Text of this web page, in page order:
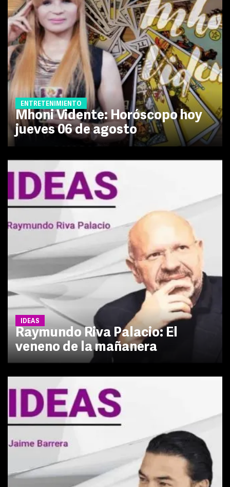
ENTRETENIMIENTO
Mhoni Vidente: Horóscopo hoy
jueves 06 de agosto
IDEAS
Raymundo Riva Palacio: El
veneno de la mañanera